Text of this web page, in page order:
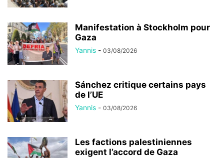
Manifestation à Stockholm pour
Gaza
Yannis - 03/08/2026
Sánchez critique certains pays
de l’UE
Yannis - 03/08/2026
Les factions palestiniennes
exigent l’accord de Gaza